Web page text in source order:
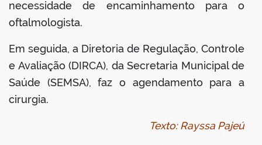
necessidade de encaminhamento para o
oftalmologista.
Em seguida, a Diretoria de Regulação, Controle
e Avaliação (DIRCA), da Secretaria Municipal de
Saúde (SEMSA), faz o agendamento para a
cirurgia.
Texto: Rayssa Pajeú